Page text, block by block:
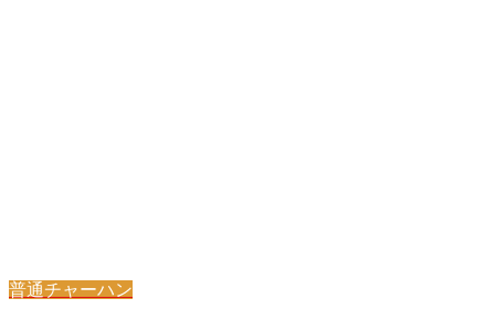
普通チャーハン